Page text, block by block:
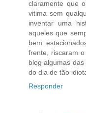
claramente que
vitima sem
inventar uma
aqueles que
bem
frente, riscaram
blog algumas
do dia de tão
Responder